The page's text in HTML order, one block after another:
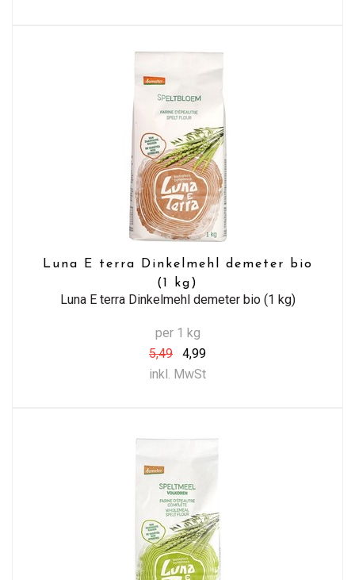
Luna E terra Dinkelmehl demeter bio
(1 kg)
Luna E terra Dinkelmehl demeter bio (1 kg)
per 1 kg
5,49
4,99
inkl. MwSt